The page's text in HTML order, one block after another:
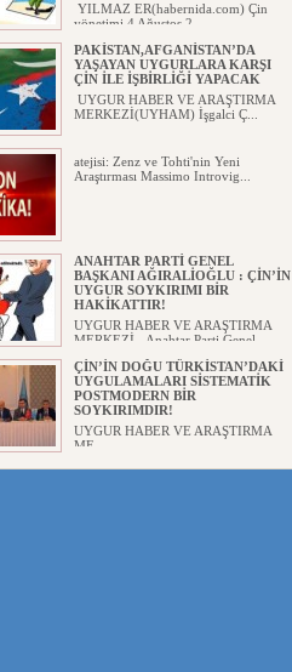
YILMAZ ER(habernida.com) Çin
yönetimi 4 Ağustos 2...
PAKİSTAN,AFGANİSTAN’DA
YAŞAYAN UYGURLARA KARŞI
ÇİN İLE İŞBİRLİĞİ YAPACAK
UYGUR HABER VE ARAŞTIRMA
MERKEZİ(UYHAM) İşgalci Ç...
atejisi: Zenz ve Tohti'nin Yeni
Araştırması Massimo Introvig...
ANAHTAR PARTİ GENEL
BAŞKANI AĞIRALİOĞLU : ÇİN’İN
UYGUR SOYKIRIMI BİR
HAKİKATTIR!
UYGUR HABER VE ARAŞTIRMA
MERKEZİ Anahtar Parti Genel
ÇİN’İN DOĞU TÜRKİSTAN’DAKİ
UYGULAMALARI SİSTEMATİK
POSTMODERN BİR
SOYKIRIMDIR!
UYGUR HABER VE ARAŞTIRMA
ME...
DİYANET AKADEMİSİ BAŞKANI